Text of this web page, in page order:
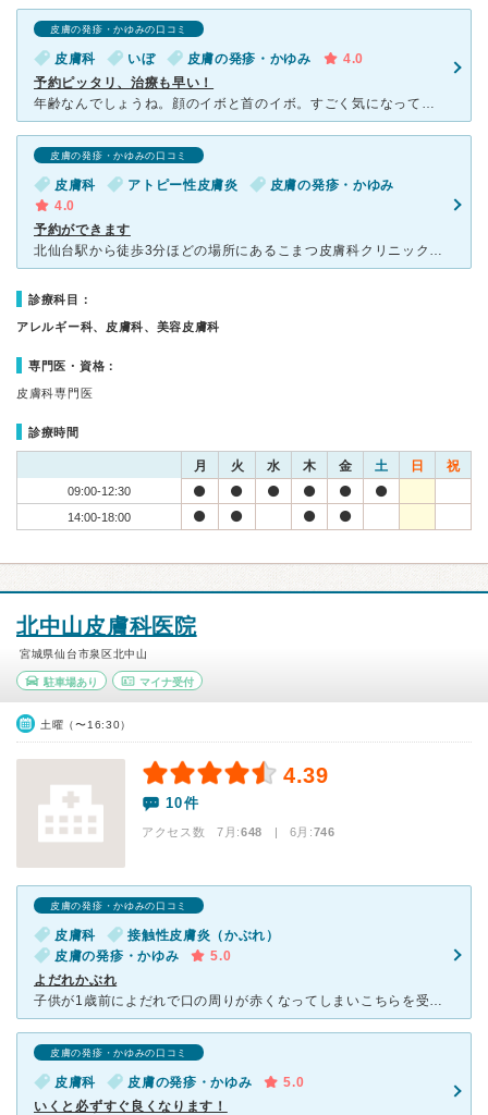
皮膚の発疹・かゆみの口コミ
皮膚科 いぼ 皮膚の発疹・かゆみ
4.0
予約ピッタリ、治療も早い！
年齢なんでしょうね。顔のイボと首のイボ。すごく気になっていたのですが、高かったらどうしよう、なんて考えてるうちにイボも増えて。友人から教えてもらい保険証が使えるから安く取れたと言われて、さっそく予約を
皮膚の発疹・かゆみの口コミ
皮膚科 アトピー性皮膚炎
皮膚の発疹・かゆみ
4.0
予約ができます
北仙台駅から徒歩3分ほどの場所にあるこまつ皮膚科クリニックの最も良い特徴は予約ができ、待ち時間が少ないということです。 アトピー性皮膚炎で定期的に通っていた子供が毎月苦もなく通えたのは待ち時間が少な
診療科目：
アレルギー科、皮膚科、美容皮膚科
専門医・資格：
皮膚科専門医
診療時間
月 火 水 木 金 土 日 祝
09:00-12:30
14:00-18:00
北中山皮膚科医院
宮城県仙台市泉区北中山
駐車場あり マイナ受付
土曜（〜16:30）
4.39
10件
アクセス数 7月:648 | 6月:746
皮膚の発疹・かゆみの口コミ
皮膚科
接触性皮膚炎（かぶれ）
皮膚の発疹・かゆみ
5.0
よだれかぶれ
子供が1歳前によだれで口の周りが赤くなってしまいこちらを受診しました。 前に祖母がこちらの病院で診てもらいとてもいい先生だと言っていたのでこちらに行きました。 午前中に行ったらすごく混んでいたので
皮膚の発疹・かゆみの口コミ
皮膚科 皮膚の発疹・かゆみ
5.0
いくと必ずすぐ良くなります！